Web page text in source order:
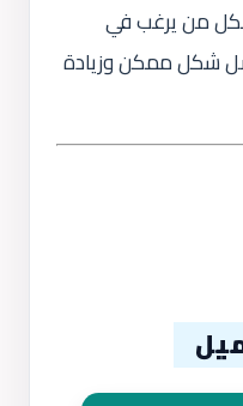
من يرغب في
شكل ممكن وزيادة